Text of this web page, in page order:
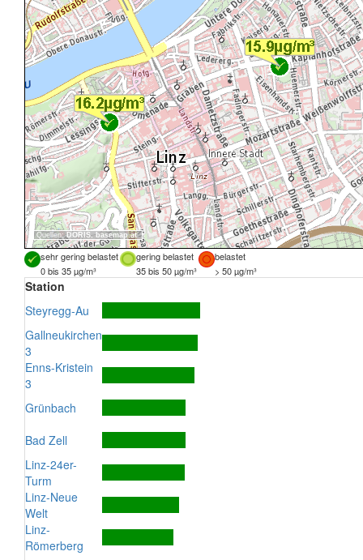
Quellen:DORIS, basemap.at
sehr gering belastet gering belastet
belastet
0 bis 35 µg/m³
35 bis 50 µg/m³ > 50 µg/m³
Station
Steyregg-Au
Gallneukirchen
3
Enns-Kristein
3
Grünbach
Bad Zell
Linz-24er-
Turm
Linz-Neue
Welt
Linz-
Römerberg